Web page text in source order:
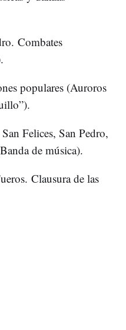
Combates
populares (Auroros
Felices, San Pedro,
de música).
Clausura de las